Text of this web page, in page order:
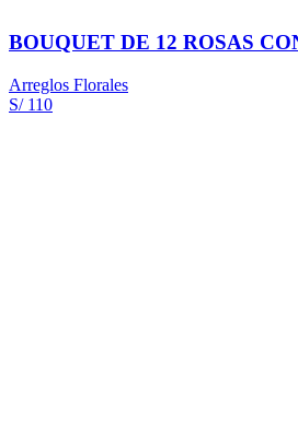
BOUQUET DE 12 ROSAS
Arreglos Florales
S/ 110